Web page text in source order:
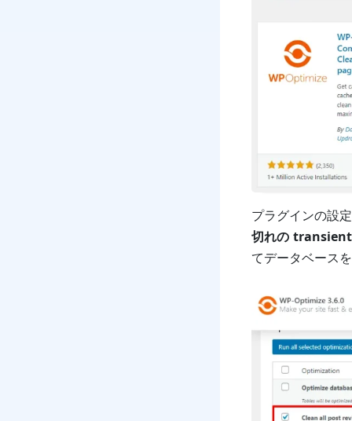
プラグインの設
切れの transient
てデータベース